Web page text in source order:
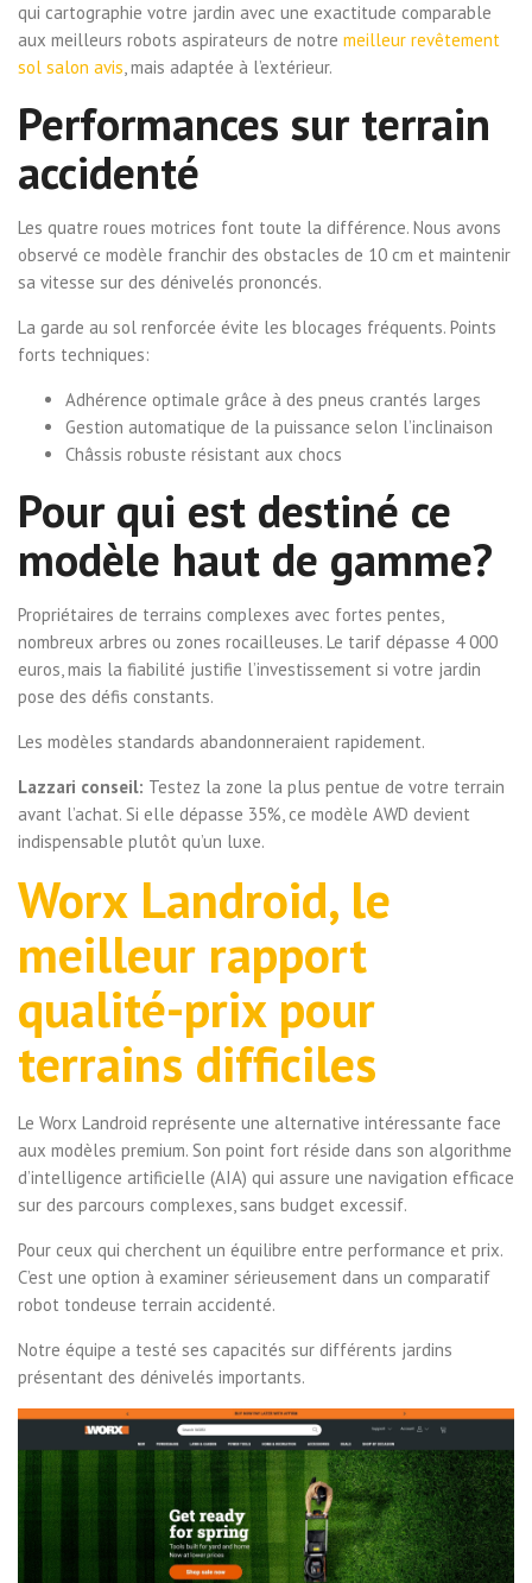
qui cartographie votre jardin avec une exactitude comparable
aux meilleurs robots aspirateurs de notre meilleur revêtement
sol salon avis, mais adaptée à l’extérieur.
Performances sur terrain
accidenté
Les quatre roues motrices font toute la différence. Nous avons
observé ce modèle franchir des obstacles de 10 cm et maintenir
sa vitesse sur des dénivelés prononcés.
La garde au sol renforcée évite les blocages fréquents. Points
forts techniques:
Adhérence optimale grâce à des pneus crantés larges
Gestion automatique de la puissance selon l’inclinaison
Châssis robuste résistant aux chocs
Pour qui est destiné ce
modèle haut de gamme?
Propriétaires de terrains complexes avec fortes pentes,
nombreux arbres ou zones rocailleuses. Le tarif dépasse 4 000
euros, mais la fiabilité justifie l’investissement si votre jardin
pose des défis constants.
Les modèles standards abandonneraient rapidement.
Lazzari conseil: Testez la zone la plus pentue de votre terrain
avant l’achat. Si elle dépasse 35%, ce modèle AWD devient
indispensable plutôt qu’un luxe.
Worx Landroid, le
meilleur rapport
qualité-prix pour
terrains difficiles
Le Worx Landroid représente une alternative intéressante face
aux modèles premium. Son point fort réside dans son algorithme
d’intelligence artificielle (AIA) qui assure une navigation efficace
sur des parcours complexes, sans budget excessif.
Pour ceux qui cherchent un équilibre entre performance et prix.
C’est une option à examiner sérieusement dans un comparatif
robot tondeuse terrain accidenté.
Notre équipe a testé ses capacités sur différents jardins
présentant des dénivelés importants.